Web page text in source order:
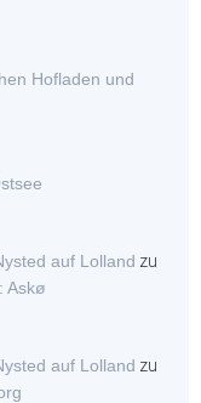
Hofladen und
auf Lolland zu
Askø
auf Lolland zu